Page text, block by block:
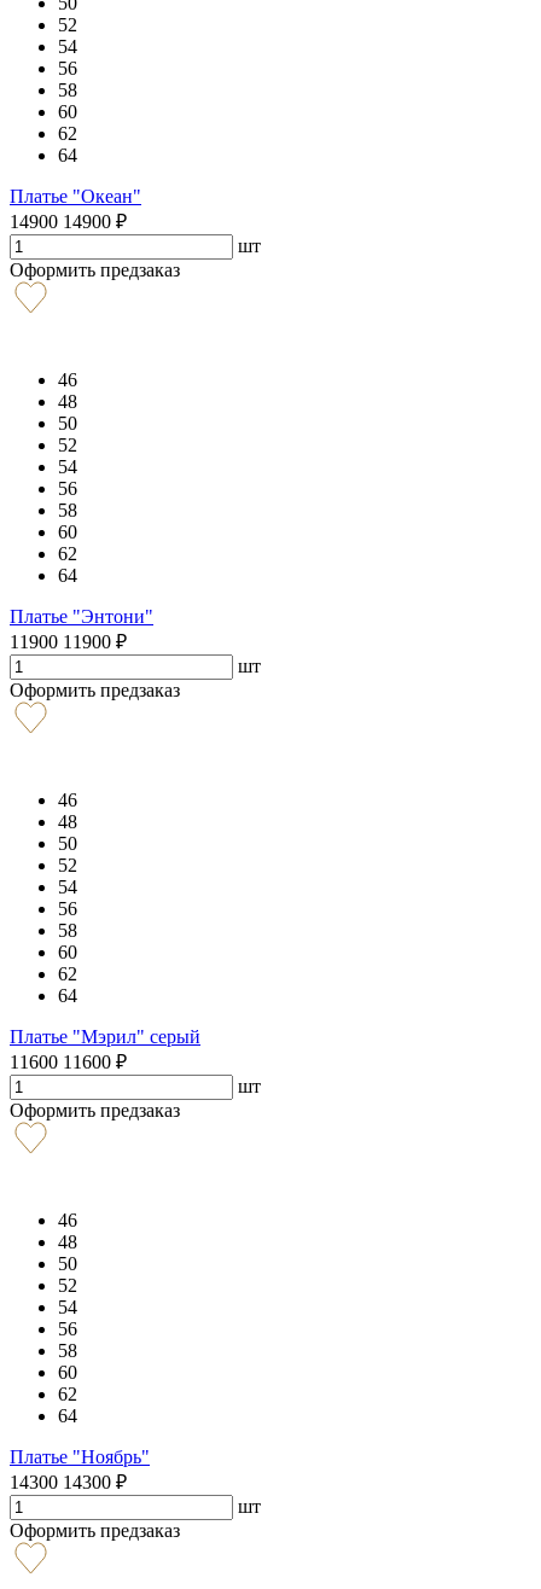
52
54
56
58
60
62
64
Платье "Океан"
14900 14900 ₽
шт
Оформить предзаказ
46
48
50
52
54
56
58
60
62
64
Платье "Энтони"
11900 11900 ₽
шт
Оформить предзаказ
46
48
50
52
54
56
58
60
62
64
Платье "Мэрил" серый
11600 11600 ₽
шт
Оформить предзаказ
46
48
50
52
54
56
58
60
62
64
Платье "Ноябрь"
14300 14300 ₽
шт
Оформить предзаказ